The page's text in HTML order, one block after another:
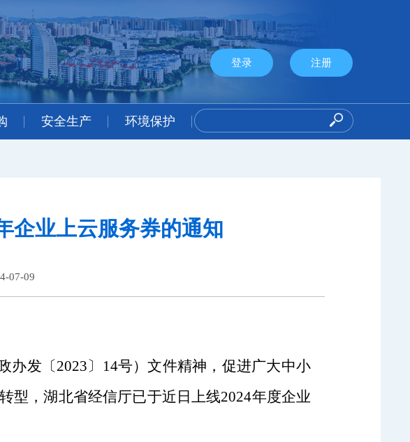
登录 注册
安全生产 环境保护
企业上云服务券的通知
07-09
发〔2023〕14号）文件精神， 促进广大中小
型，湖北省经信厅已于近日上线2024年度企业